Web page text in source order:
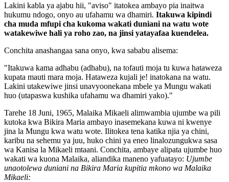
Lakini kabla ya ajabu hii, "aviso" itatokea ambayo pia inaitwa
hukumu ndogo, onyo au ufahamu wa dhamiri. Itakuwa kipindi
cha muda mfupi cha kukoma wakati duniani na watu wote
watakewiwe hali ya roho zao, na jinsi yatayafaa kuendelea.
Conchita anashangaa sana onyo, kwa sababu alisema:
"Itakuwa kama adhabu (adhabu), na tofauti moja tu kuwa hataweza
kupata mauti mara moja. Hataweza kujali je! inatokana na watu.
Lakini utakewiwe jinsi unavyoonekana mbele ya Mungu wakati
huo (utapaswa kushika ufahamu wa dhamiri yako)."
Tarehe 18 Juni, 1965, Malaika Mikaeli alimwambia ujumbe wa pili
kutoka kwa Bikira Maria ambayo inasemekana kuwa ni kwenye
jina la Mungu kwa watu wote. Ilitokea tena katika njia ya chini,
karibu na sehemu ya juu, huko chini ya eneo linalozungukwa sasa
wa Kanisa la Mikaeli mtaani. Conchita, ambaye alipata ujumbe huo
wakati wa kuona Malaika, aliandika maneno yafuatayo: Ujumbe
unaotolewa duniani na Bikira Maria kupitia mkono wa Malaika
Mikaeli: